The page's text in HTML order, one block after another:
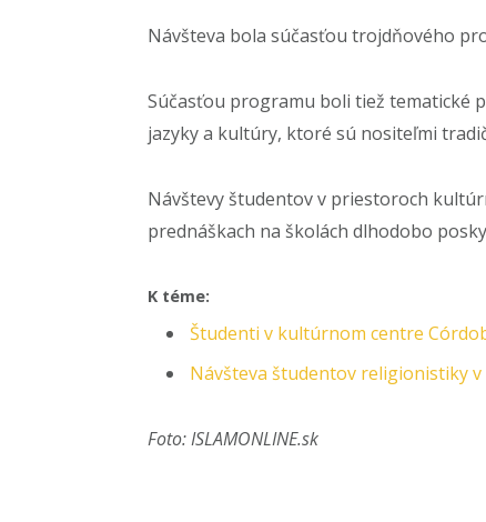
Návšteva bola súčasťou trojdňového
Súčasťou programu boli tiež tematické
jazyky a kultúry, ktoré sú nositeľmi
Návštevy študentov v priestoroch
prednáškach na školách dlhodobo
K téme:
Študenti v kultúrnom centre
Návšteva študentov religionistiky
Foto: ISLAMONLINE.sk